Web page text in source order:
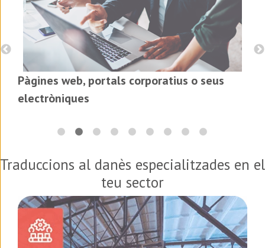
Pàgines web, portals corporatius o seus
electròniques
Traduccions al danès especialitzades en el
teu sector